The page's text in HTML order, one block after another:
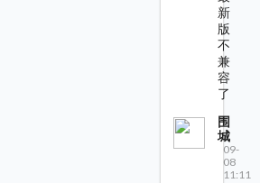
新
版
不
兼
容
了
围
城
09-
08
11:11